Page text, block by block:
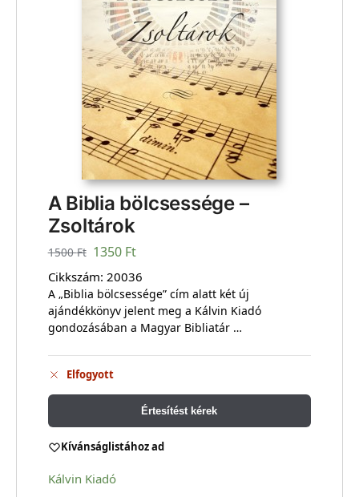
A Biblia bölcsessége –
Zsoltárok
1500Ft 1350 Ft
Cikkszám: 20036
A „Biblia bölcsessége” cím alatt két új
ajándékkönyv jelent meg a Kálvin Kiadó
gondozásában a Magyar Bibliatár …
Elfogyott
Értesítést kérek
Kívánságlistához ad
Kálvin Kiadó